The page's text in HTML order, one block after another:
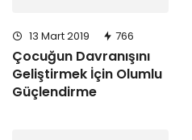
13 Mart 2019 766
Çocuğun Davranışını
Geliştirmek İçin Olumlu
Güçlendirme